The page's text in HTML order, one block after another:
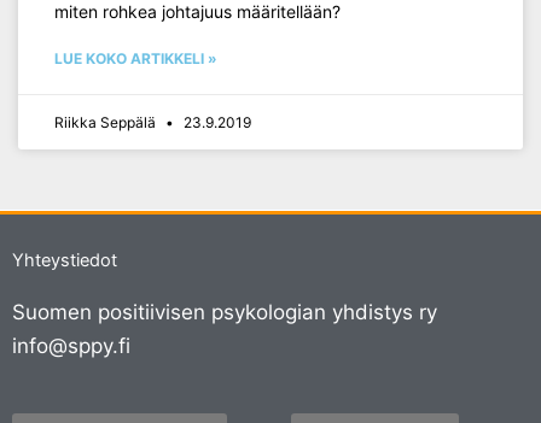
miten rohkea johtajuus määritellään?
LUE KOKO ARTIKKELI »
Riikka Seppälä 23.9.2019
Yhteystiedot
Suomen positiivisen psykologian yhdistys ry
info@sppy.fi